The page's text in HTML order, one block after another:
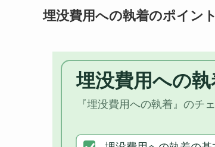
埋没費用への執着のポイント